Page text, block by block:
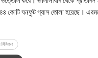
কোটি ঘনফুট গ্যাস তোলা হয়েছে।